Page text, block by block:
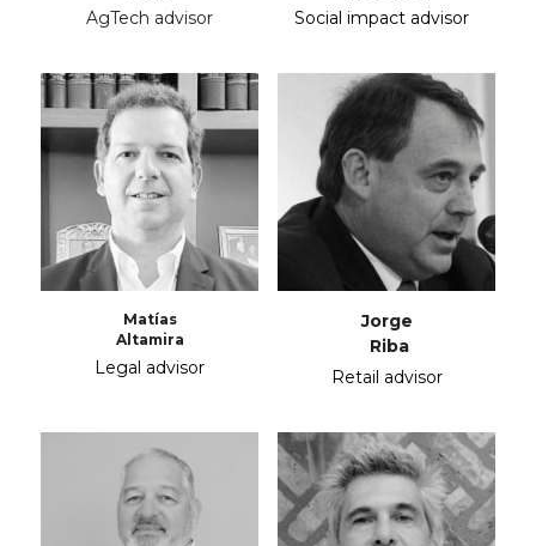
AgTech advisor Social impact advisor
Matías
Altamira
Legal advisor
Jorge
Riba
Retail advisor